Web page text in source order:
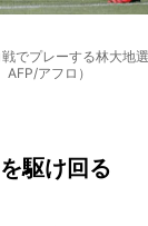
でプレーする林大地
AFP/アフロ）
駆け回る